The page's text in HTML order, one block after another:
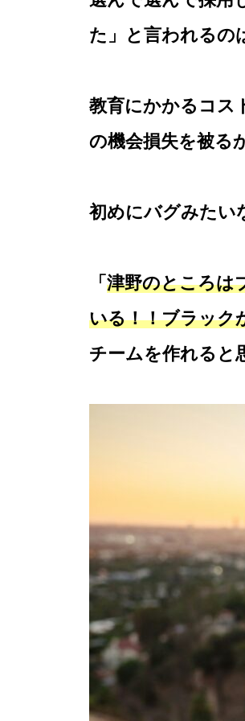
た」と言われるの
教育にかかるコス
の機会損失を被る
初めにバグみたい
「 津野のところは
いる！！ブラック
チームを作れると